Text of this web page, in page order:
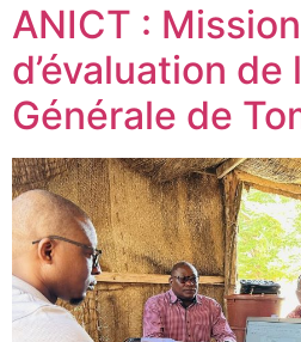
ANICT : Mission
d’évaluation
Générale de